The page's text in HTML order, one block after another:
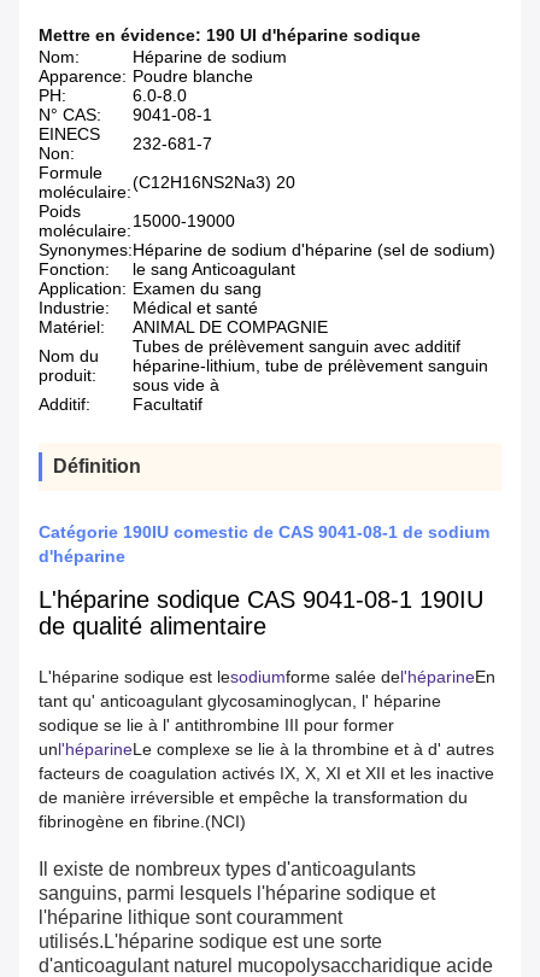
Mettre en évidence: 190 UI d'héparine sodique
Nom:
Héparine de sodium
Apparence: Poudre blanche
PH:
6.0-8.0
N° CAS:
9041-08-1
EINECS
Non:
232-681-7
Formule
moléculaire:(C12H16NS2Na3) 20
Poids
moléculaire:15000-19000
Synonymes:Héparine de sodium d'héparine (sel de sodium)
Fonction:
le sang Anticoagulant
Application: Examen du sang
Industrie:
Médical et santé
Matériel:
ANIMAL DE COMPAGNIE
Nom du
produit:
Tubes de prélèvement sanguin avec additif
héparine-lithium, tube de prélèvement sanguin
sous vide à
Additif:
Facultatif
Définition
Catégorie 190IU comestic de CAS 9041-08-1 de sodium
d'héparine
L'héparine sodique CAS 9041-08-1 190IU
de qualité alimentaire
L'héparine sodique est lesodiumforme salée del'héparineEn
tant qu' anticoagulant glycosaminoglycan, l' héparine
sodique se lie à l' antithrombine III pour former
unl'héparineLe complexe se lie à la thrombine et à d' autres
facteurs de coagulation activés IX, X, XI et XII et les inactive
de manière irréversible et empêche la transformation du
fibrinogène en fibrine.(NCI)
Il existe de nombreux types d'anticoagulants
sanguins, parmi lesquels l'héparine sodique et
l'héparine lithique sont couramment
utilisés.L'héparine sodique est une sorte
d'anticoagulant naturel mucopolysaccharidique acide